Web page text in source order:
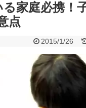
はま寿司、ココス、オリ
8月4日
ト銀行への振込で最大
悪でいろいろ手数料徴収へ
→Vポイント交換でストア限
で最大10%還元！8/31まで
！還元率1.25%に、チャー
開！8/12から。でも未完
イント交換キャンペーン
家庭必携！
点
2015/1/26